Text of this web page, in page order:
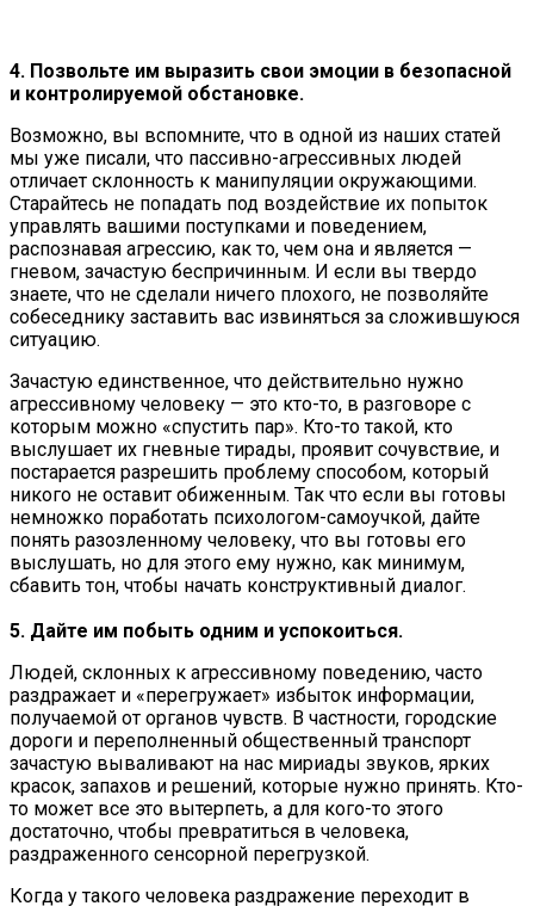
4. Позвольте им выразить свои эмоции в безопасной
и контролируемой обстановке.
Возможно, вы вспомните, что в одной из наших статей
мы уже писали, что пассивно-агрессивных людей
отличает склонность к манипуляции окружающими.
Старайтесь не попадать под воздействие их попыток
управлять вашими поступками и поведением,
распознавая агрессию, как то, чем она и является —
гневом, зачастую беспричинным. И если вы твердо
знаете, что не сделали ничего плохого, не позволяйте
собеседнику заставить вас извиняться за сложившуюся
ситуацию.
Зачастую единственное, что действительно нужно
агрессивному человеку — это кто-то, в разговоре с
которым можно «спустить пар». Кто-то такой, кто
выслушает их гневные тирады, проявит сочувствие, и
постарается разрешить проблему способом, который
никого не оставит обиженным. Так что если вы готовы
немножко поработать психологом-самоучкой, дайте
понять разозленному человеку, что вы готовы его
выслушать, но для этого ему нужно, как минимум,
сбавить тон, чтобы начать конструктивный диалог.
5. Дайте им побыть одним и успокоиться.
Людей, склонных к агрессивному поведению, часто
раздражает и «перегружает» избыток информации,
получаемой от органов чувств. В частности, городские
дороги и переполненный общественный транспорт
зачастую вываливают на нас мириады звуков, ярких
красок, запахов и решений, которые нужно принять. Кто-
то может все это вытерпеть, а для кого-то этого
достаточно, чтобы превратиться в человека,
раздраженного сенсорной перегрузкой.
Когда у такого человека раздражение переходит в